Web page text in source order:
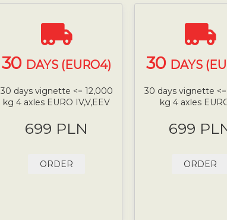
30 DAYS (EURO4)
30 days vignette <= 12,000
kg 4 axles EURO IV,V,EEV
699 PLN
ORDER
30 DAYS
30 days vignette
kg 4 axles
699
ORDER